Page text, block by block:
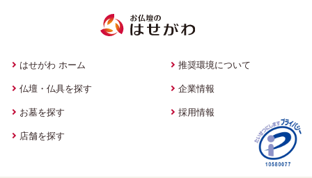
はせがわ ホーム
仏壇・仏具を探す
お墓を探す
店舗を探す
推奨環境について
企業情報
採用情報